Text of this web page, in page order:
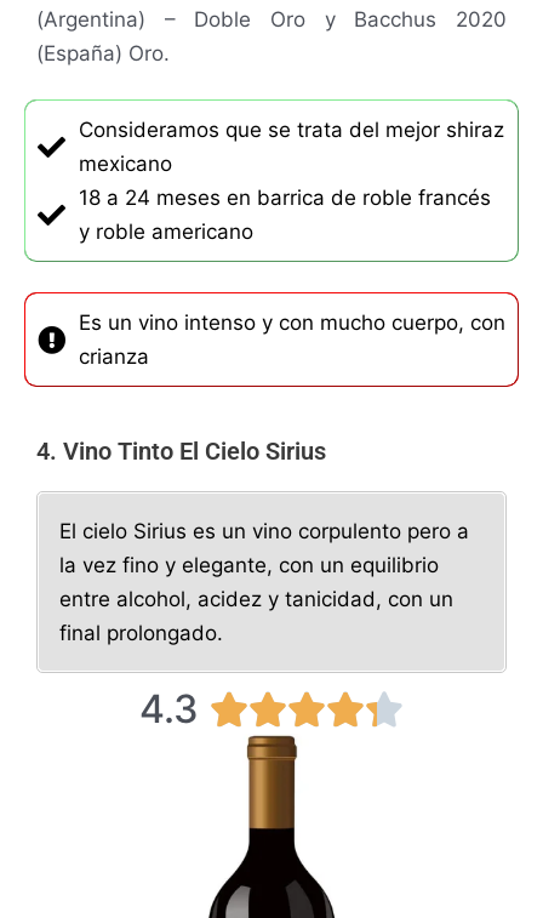
(Argentina) – Doble Oro y Bacchus 2020
(España) Oro.
Consideramos que se trata del mejor shiraz
mexicano
18 a 24 meses en barrica de roble francés
y roble americano
Es un vino intenso y con mucho cuerpo, con
crianza
4. Vino Tinto El Cielo Sirius
El cielo Sirius es un vino corpulento pero a
la vez fino y elegante, con un equilibrio
entre alcohol, acidez y tanicidad, con un
final prolongado.
4.3 